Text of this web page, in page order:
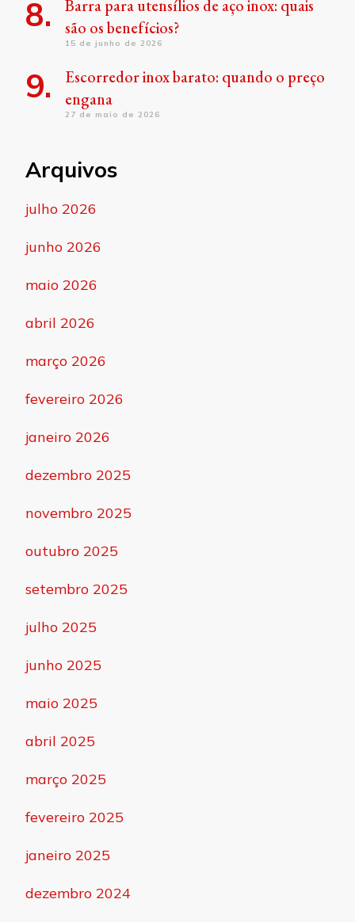
Barra para utensílios de aço inox: quais
são os benefícios?
15 de junho de 2026
Escorredor inox barato: quando o preço
engana
27 de maio de 2026
Arquivos
julho 2026
junho 2026
maio 2026
abril 2026
março 2026
fevereiro 2026
janeiro 2026
dezembro 2025
novembro 2025
outubro 2025
setembro 2025
julho 2025
junho 2025
maio 2025
abril 2025
março 2025
fevereiro 2025
janeiro 2025
dezembro 2024